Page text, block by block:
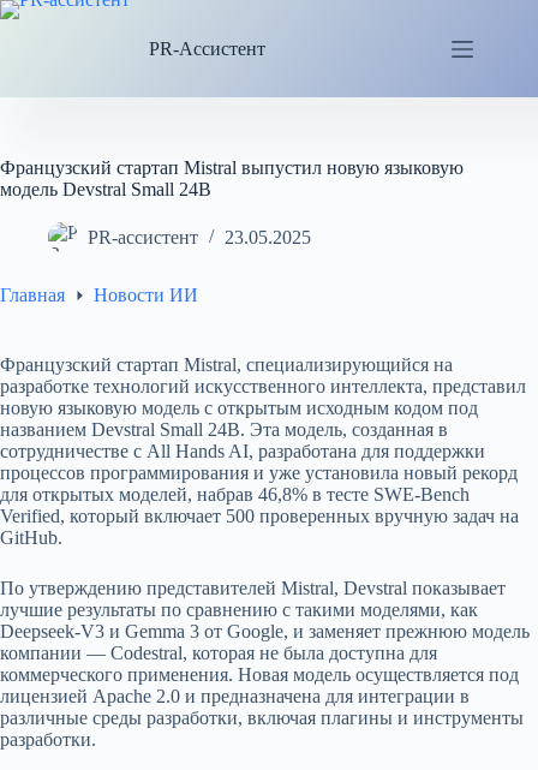
Перейти
PR-Ассистент
Французский стартап Mistral выпустил новую языковую
модель Devstral Small 24B
PR-ассистент 23.05.2025
Главная Новости ИИ
Французский стартап Mistral, специализирующийся на
разработке технологий искусственного интеллекта, представил
новую языковую модель с открытым исходным кодом под
названием Devstral Small 24B. Эта модель, созданная в
сотрудничестве с All Hands AI, разработана для поддержки
процессов программирования и уже установила новый рекорд
для открытых моделей, набрав 46,8% в тесте SWE-Bench
Verified, который включает 500 проверенных вручную задач на
GitHub.
По утверждению представителей Mistral, Devstral показывает
лучшие результаты по сравнению с такими моделями, как
Deepseek-V3 и Gemma 3 от Google, и заменяет прежнюю модель
компании — Codestral, которая не была доступна для
коммерческого применения. Новая модель осуществляется под
лицензией Apache 2.0 и предназначена для интеграции в
различные среды разработки, включая плагины и инструменты
разработки.